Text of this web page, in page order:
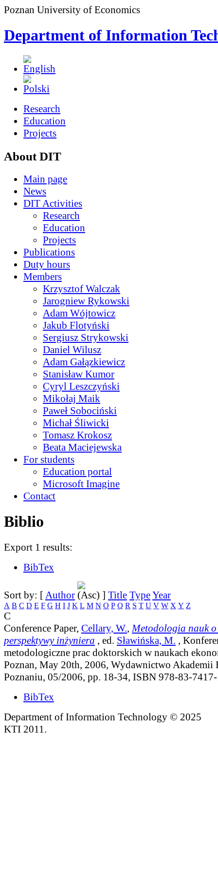
Poznan University of Economics
Department of Information
Research
Education
Projects
About DIT
Main page
News
DIT Activities
Research
Education
Projects
Publications
Duty hours
Members
Krzysztof Walczak
Jarogniew Rykowski
Adam Wójtowicz
Jakub Flotyński
Sergiusz Strykowski
Daniel Wilusz
Adam Gałązkiewicz
Stanisław Kumor
Cyryl Leszczyński
Mikołaj Maik
Paweł Sobociński
Michał Śliwicki
Tomasz Krokosz
Beata Maciejewska
For students
Education portal
Microsoft Imagine
Contact
Biblio
Export 1 results:
BibTex
Sort by: [ Author ] Title TypeYear
A B C D E F G H I J K L M N O P Q R S T U V W X Y Z
C
Conference Paper, Cellary, W., Metodologia nauk
perspektywy inżyniera , ed. Sławińska, M. ,
metodologiczne prac doktorskich w naukach
Poznan, May 20th, 2006, Wydawnictwo Akademii
Poznaniu, 05/2006, pp. 18-34, ISBN 978-83-
BibTex
Department of Information Technology © 2025
KTI 2011.